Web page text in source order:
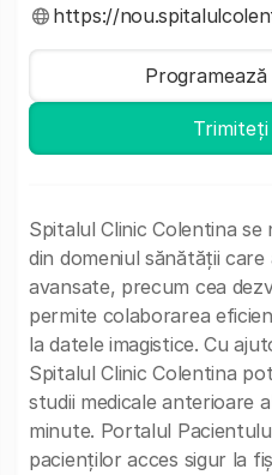
https://
Spitalul Clinic Colentina
din domeniul sănătății
avansate, precum cea
permite colaborarea
la datele imagistice. Cu
Spitalul Clinic Colentina
studii medicale anterioare
minute. Portalul
pacienților acces sigur la